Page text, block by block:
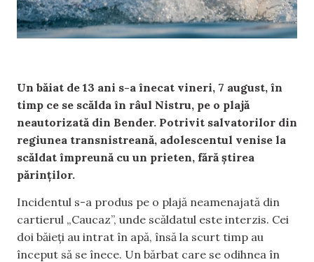
Un băiat de 13 ani s-a înecat vineri, 7 august, în
timp ce se scălda în râul Nistru, pe o plajă
neautorizată din Bender. Potrivit salvatorilor din
regiunea transnistreană, adolescentul venise la
scăldat împreună cu un prieten, fără știrea
părinților.
Incidentul s-a produs pe o plajă neamenajată din
cartierul „Caucaz”, unde scăldatul este interzis. Cei
doi băieți au intrat în apă, însă la scurt timp au
început să se înece. Un bărbat care se odihnea în